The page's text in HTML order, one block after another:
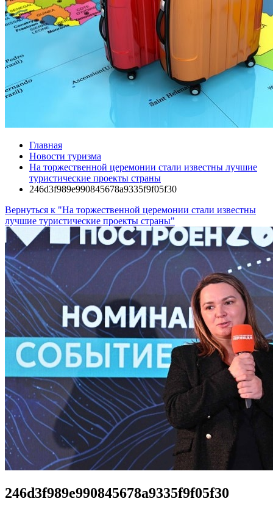
Главная
Новости туризма
На торжественной церемонии стали известны лучшие
туристические проекты страны
246d3f989e990845678a9335f9f05f30
Вернуться к "На торжественной церемонии стали известны
лучшие туристические проекты страны"
246d3f989e990845678a9335f9f05f30